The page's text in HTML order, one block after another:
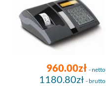
960.00zł - netto
1180.80zł - brutto